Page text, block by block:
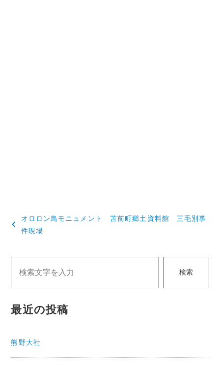
稿
ビ
ゲ
ー
ョ
ン
オロロン鳥モニュメント 苫前町郷土資料館 三毛別事
件現場
検索
最近の投稿
熊野大社